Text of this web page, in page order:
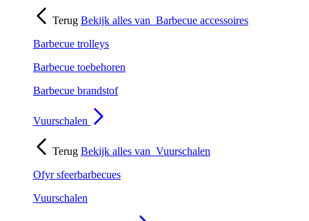
Terug Bekijk alles van Barbecue accessoires
Barbecue trolleys
Barbecue toebehoren
Barbecue brandstof
Vuurschalen
Terug Bekijk alles van Vuurschalen
Ofyr sfeerbarbecues
Vuurschalen